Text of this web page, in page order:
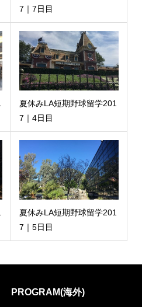
7｜7日目
夏休みLA短期野球留学201
7｜4日目
夏休みLA短期野球留学201
7｜5日目
PROGRAM(海外)